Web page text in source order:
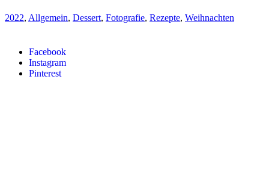
Facebook
Instagram
Pinterest
2022, Allgemein, Dessert, Fotografie, Rezepte, Weihnachten